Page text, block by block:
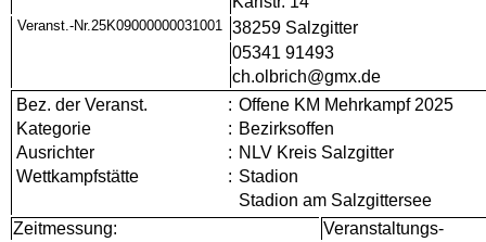
Veranst.-Nr.25K09000000031001 38259 Salzgitter
05341 91493
ch.olbrich@gmx.de
Bez. der Veranst.
: Offene KM Mehrkampf 2025
Kategorie
: Bezirksoffen
Ausrichter
: NLV Kreis Salzgitter
Wettkampfstätte
: Stadion
Stadion am Salzgittersee
Zeitmessung:
Veranstaltungs-